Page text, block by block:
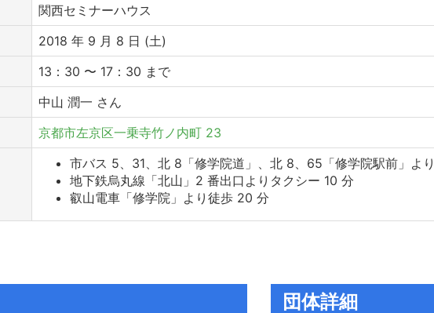
関西セミナーハウス
2018 年 9 月 8 日 (土)
13：30 〜 17：30 まで
中山 潤一 さん
京都市左京区一乗寺竹ノ内町 23
市バス 5、31、北 8「修学院道」、北 8、65「修学院駅前」よ
地下鉄烏丸線「北山」2 番出口よりタクシー 10 分
叡山電車「修学院」より徒歩 20 分
団体詳細